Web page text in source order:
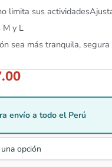
limita sus
M y L
sea más tranquila,
envío a todo el Perú